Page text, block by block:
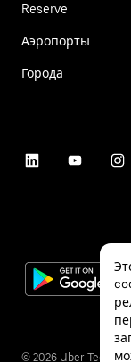
Reserve
Аэропорты
Города
© 2026 Uber